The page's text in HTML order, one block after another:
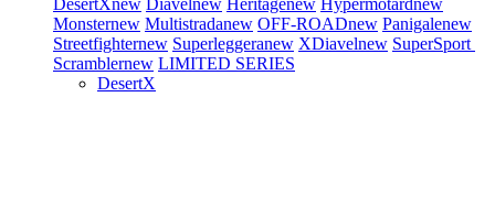
DesertXnew Diavelnew Heritagenew Hypermotardnew
Monsternew Multistradanew OFF-ROADnew Panigalenew
Streetfighternew Superleggeranew XDiavelnew SuperSport
Scramblernew LIMITED SERIES
DesertX